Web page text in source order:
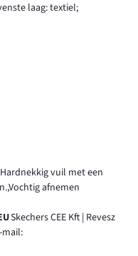
laag: textiel;
vuil met een
afnemen
Skechers CEE Kft | Revesz
mail: